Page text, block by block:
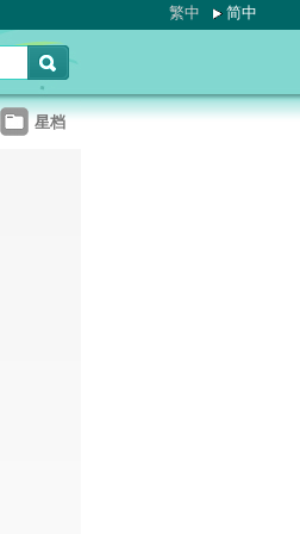
繁中 简中
星档